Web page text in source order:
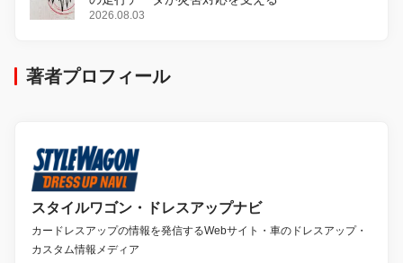
2026.08.03
著者プロフィール
スタイルワゴン・ドレスアップナビ
カードレスアップの情報を発信するWebサイト・車のドレスアップ・
カスタム情報メディア